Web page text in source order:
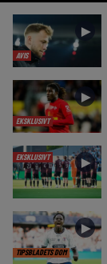
AVIS
►
EKSKLUSIVT
►
EKSKLUSIVT ►
TIPSBLADETS DOM
►